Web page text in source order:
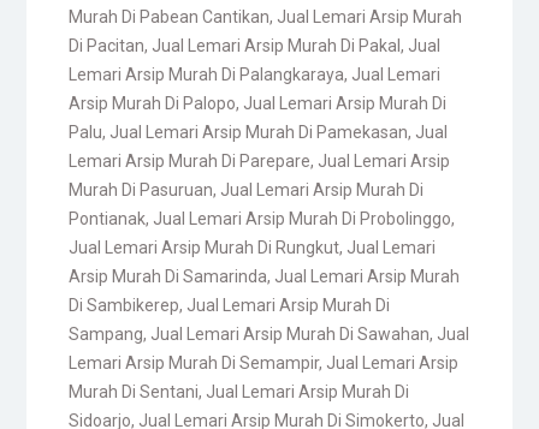
Murah Di Pabean Cantikan, Jual Lemari Arsip Murah
Di Pacitan, Jual Lemari Arsip Murah Di Pakal , Jual
Lemari Arsip Murah Di Palangkaraya, Jual Lemari
Arsip Murah Di Palopo, Jual Lemari Arsip Murah Di
Palu, Jual Lemari Arsip Murah Di Pamekasan, Jual
Lemari Arsip Murah Di Parepare, Jual Lemari Arsip
Murah Di Pasuruan, Jual Lemari Arsip Murah Di
Pontianak, Jual Lemari Arsip Murah Di Probolinggo,
Jual Lemari Arsip Murah Di Rungkut, Jual Lemari
Arsip Murah Di Samarinda, Jual Lemari Arsip Murah
Di Sambikerep, Jual Lemari Arsip Murah Di
Sampang, Jual Lemari Arsip Murah Di Sawahan, Jual
Lemari Arsip Murah Di Semampir, Jual Lemari Arsip
Murah Di Sentani, Jual Lemari Arsip Murah Di
Sidoarjo, Jual Lemari Arsip Murah Di Simokerto, Jual